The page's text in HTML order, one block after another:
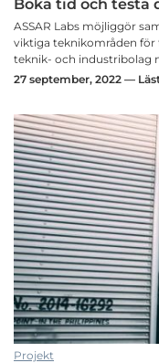
Boka tid och testa
ASSAR Labs möjliggör
viktiga teknikområden för
teknik- och industribolag
27 september, 2022 —
Projekt